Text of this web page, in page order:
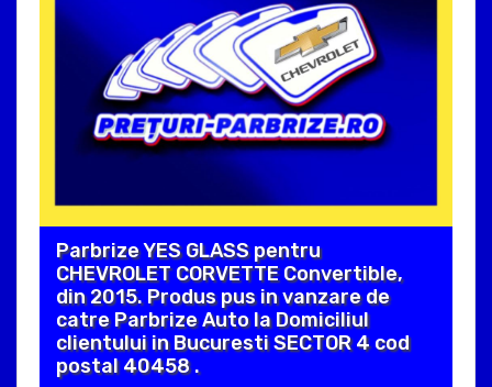
Parbrize YES GLASS pentru
CHEVROLET CORVETTE Convertible,
din 2015. Produs pus in vanzare de
catre Parbrize Auto la Domiciliul
clientului in Bucuresti SECTOR 4 cod
postal 40458 .